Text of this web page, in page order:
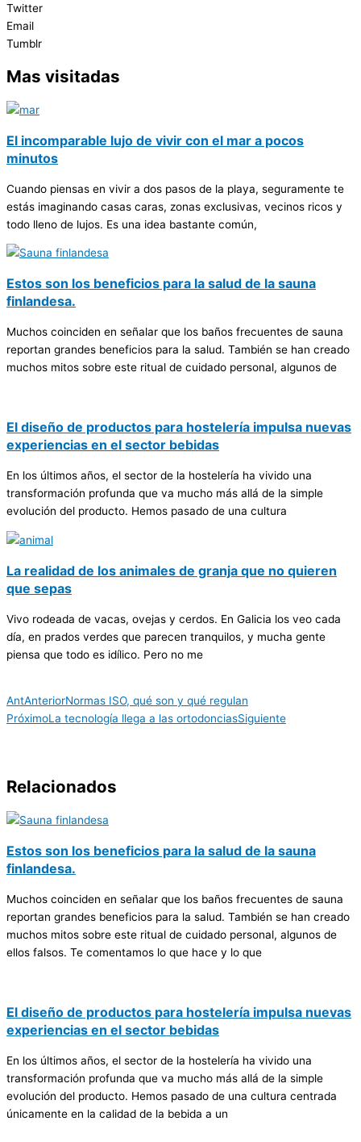
Twitter
Email
Tumblr
Mas visitadas
El incomparable lujo de vivir con el mar a pocos
minutos
Cuando piensas en vivir a dos pasos de la playa, seguramente te
estás imaginando casas caras, zonas exclusivas, vecinos ricos y
todo lleno de lujos. Es una idea bastante común,
Estos son los beneficios para la salud de la sauna
finlandesa.
Muchos coinciden en señalar que los baños frecuentes de sauna
reportan grandes beneficios para la salud. También se han creado
muchos mitos sobre este ritual de cuidado personal, algunos de
El diseño de productos para hostelería impulsa nuevas
experiencias en el sector bebidas
En los últimos años, el sector de la hostelería ha vivido una
transformación profunda que va mucho más allá de la simple
evolución del producto. Hemos pasado de una cultura
La realidad de los animales de granja que no quieren
que sepas
Vivo rodeada de vacas, ovejas y cerdos. En Galicia los veo cada
día, en prados verdes que parecen tranquilos, y mucha gente
piensa que todo es idílico. Pero no me
AntAnteriorNormas ISO, qué son y qué regulan
PróximoLa tecnología llega a las ortodonciasSiguiente
Relacionados
Estos son los beneficios para la salud de la sauna
finlandesa.
Muchos coinciden en señalar que los baños frecuentes de sauna
reportan grandes beneficios para la salud. También se han creado
muchos mitos sobre este ritual de cuidado personal, algunos de
ellos falsos. Te comentamos lo que hace y lo que
El diseño de productos para hostelería impulsa nuevas
experiencias en el sector bebidas
En los últimos años, el sector de la hostelería ha vivido una
transformación profunda que va mucho más allá de la simple
evolución del producto. Hemos pasado de una cultura centrada
únicamente en la calidad de la bebida a un